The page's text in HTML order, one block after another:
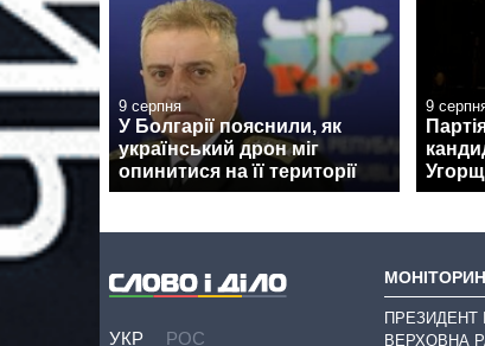
9 серпня
У Болгарії пояснили, як
український дрон міг
опинитися на її території
9
УКР РОС
ПРЕЗИДЕНТ
ВЕРХОВНА